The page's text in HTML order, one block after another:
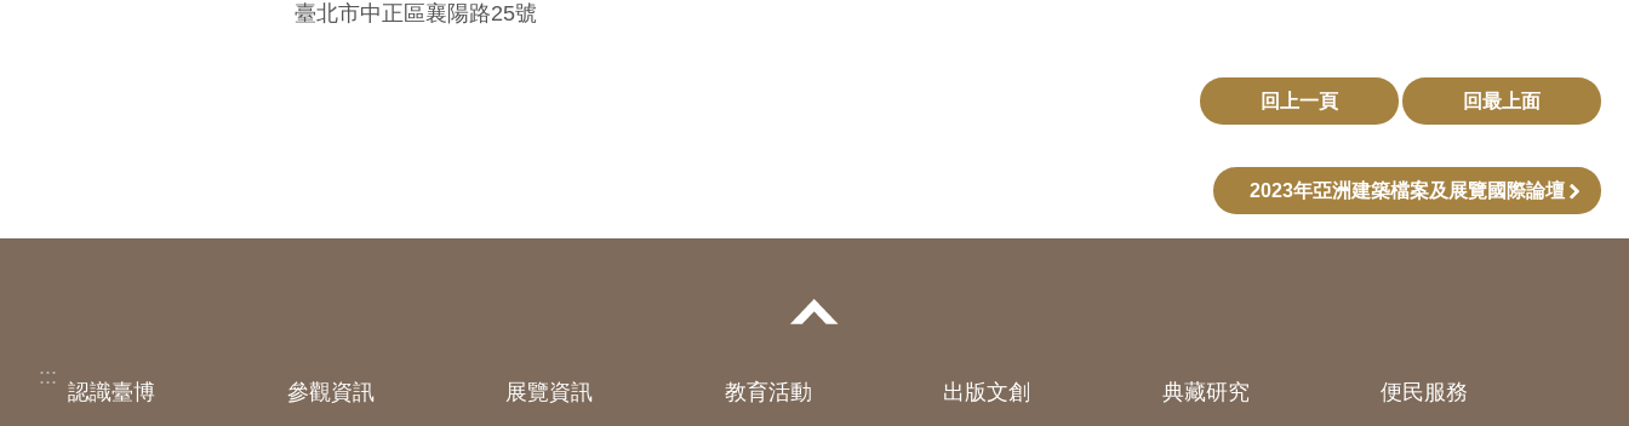
臺北市中正區襄陽路25號
回上一頁 回最上面
2023年亞洲建築檔案及展覽國際論壇
:::
認識臺博 參觀資訊 展覽資訊 教育活動 出版文創 典藏研究 便民服務